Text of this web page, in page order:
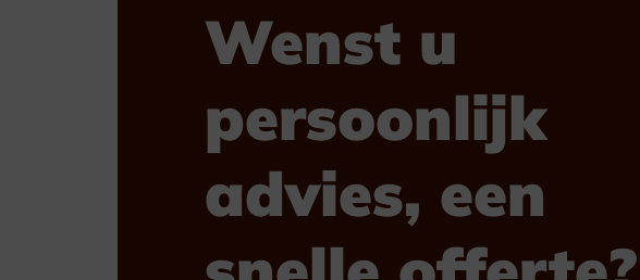
Wenst u
persoonlijk
advies, een